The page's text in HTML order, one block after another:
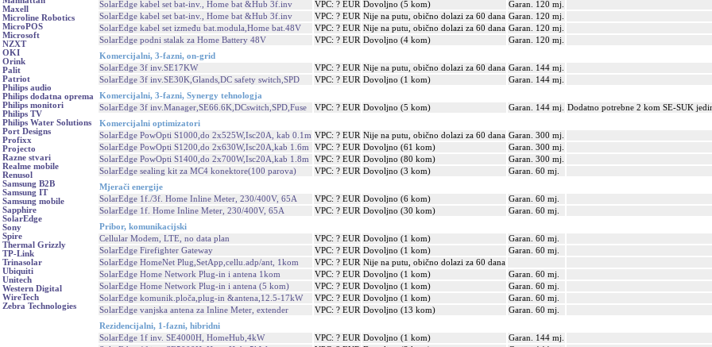
Maxell
Microline Robotics
MicroPOS
Microsoft
NZXT
OKI
Orink
Palit
Patriot
Philips audio
Philips dodatna oprema
Philips monitori
Philips TV
Philips Water Solutions
Port Designs
Profixx
Projecto
Razne stvari
Realme mobile
Renusol
Samsung B2B
Samsung IT
Samsung mobile
Sapphire
SolarEdge
Sony
Spire
Thermal Grizzly
TP-Link
Trinasolar
Ubiquiti
Unitech
Western Digital
WireTech
Zebra Technologies
SolarEdge kabel set bat-inv., Home bat &Hub 3f.inv
VPC: ? EUR Dovoljno (5 kom)
Garan. 120 mj.
SolarEdge kabel set bat-inv., Home bat &Hub 3f.inv
VPC: ? EUR Nije na putu, obično dolazi za 60 dana Garan. 120 mj.
SolarEdge kabel set između bat.modula,Home bat.48V
VPC: ? EUR Nije na putu, obično dolazi za 60 dana Garan. 120 mj.
SolarEdge podni stalak za Home Battery 48V
VPC: ? EUR Dovoljno (4 kom)
Garan. 120 mj.
Komercijalni, 3-fazni, on-grid
SolarEdge 3f inv.SE17KW
VPC: ? EUR Nije na putu, obično dolazi za 60 dana Garan. 144 mj.
SolarEdge 3f inv.SE30K,Glands,DC safety switch,SPD
VPC: ? EUR Dovoljno (1 kom)
Garan. 144 mj.
Komercijalni, 3-fazni, Synergy tehnologja
SolarEdge 3f inv.Manager,SE66.6K,DCswitch,SPD,Fuse
VPC: ? EUR Dovoljno (5 kom) Garan. 144 mj.
Dodatno potrebne 2 kom SE-SUK
Komercijalni optimizatori
SolarEdge PowOpti S1000,do 2x525W,Isc20A, kab 0.1m VPC: ? EUR Nije na putu, obično dolazi za 60 dana Garan. 300 mj.
SolarEdge PowOpti S1200,do 2x630W,Isc20A,kab 1.6m
VPC: ? EUR Dovoljno (61 kom)
Garan. 300 mj.
SolarEdge PowOpti S1400,do 2x700W,Isc20A,kab 1.8m
VPC: ? EUR Dovoljno (80 kom)
Garan. 300 mj.
SolarEdge sealing kit za MC4 konektore(100 parova)
VPC: ? EUR Dovoljno (3 kom)
Garan. 60 mj.
Mjerači energije
SolarEdge 1f./3f. Home Inline Meter, 230/400V, 65A
VPC: ? EUR Dovoljno (6 kom)
Garan. 60 mj.
SolarEdge 1f. Home Inline Meter, 230/400V, 65A
VPC: ? EUR Dovoljno (30 kom)
Garan. 60 mj.
Pribor, komunikacijski
Cellular Modem, LTE, no data plan
VPC: ? EUR Dovoljno (1 kom)
Garan. 60 mj.
SolarEdge Firefighter Gateway
VPC: ? EUR Dovoljno (1 kom)
Garan. 60 mj.
SolarEdge HomeNet Plug,SetApp,cellu.adp/ant, 1kom
VPC: ? EUR Nije na putu, obično dolazi za 60 dana
SolarEdge Home Network Plug-in i antena 1kom
VPC: ? EUR Dovoljno (1 kom)
Garan. 60 mj.
SolarEdge Home Network Plug-in i antena (5 kom)
VPC: ? EUR Dovoljno (1 kom)
Garan. 60 mj.
SolarEdge komunik.ploča,plug-in &antena,12.5-17kW
VPC: ? EUR Dovoljno (1 kom)
Garan. 60 mj.
SolarEdge vanjska antena za Inline Meter, extender
VPC: ? EUR Dovoljno (13 kom)
Garan. 60 mj.
Rezidencijalni, 1-fazni, hibridni
SolarEdge 1f inv. SE4000H, HomeHub,4kW
VPC: ? EUR Dovoljno (1 kom)
Garan. 144 mj.